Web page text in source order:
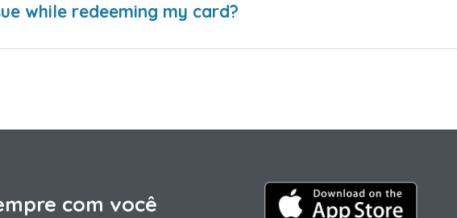
while redeeming my card?
com você